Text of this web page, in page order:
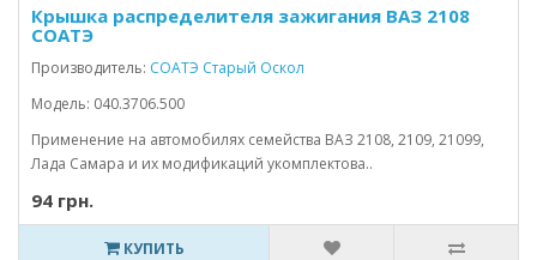
Крышка распределителя зажигания ВАЗ 2108
СОАТЭ
Производитель: СОАТЭ Старый Оскол
Модель: 040.3706.500
Применение на автомобилях семейства ВАЗ 2108, 2109, 21099,
Лада Самара и их модификаций укомплектова..
94 грн.
КУПИТЬ